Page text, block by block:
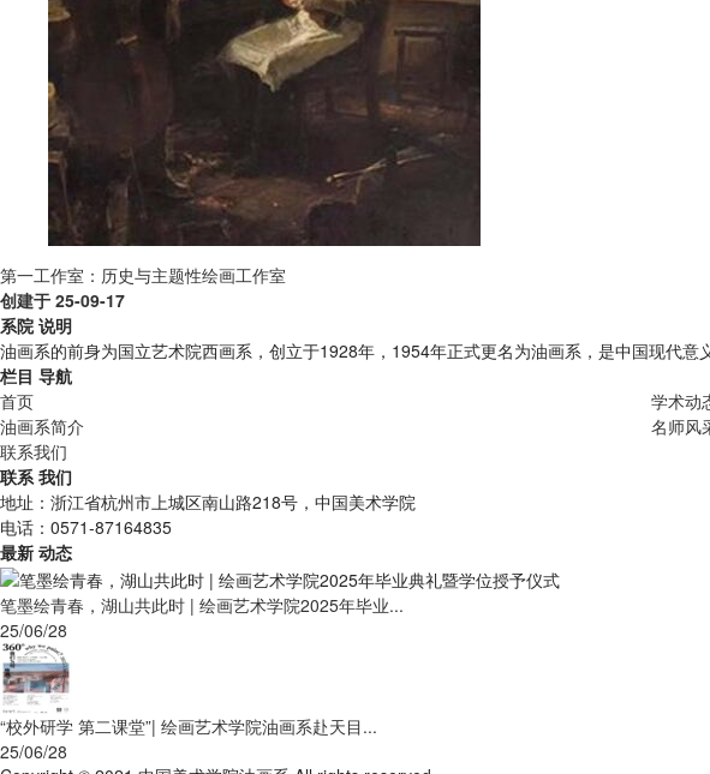
第一工作室：历史与主题性绘画工作室
创建于 25-09-17
系院 说明
油画系的前身为国立艺术院西画系，创立于1928年，1954年正式更名为油画系，是中国现代
栏目 导航
首页
学术动
油画系简介
名师风
联系我们
联系我们
地址：浙江省杭州市上城区南山路218号，中国美术学院
电话：0571-87164835
最新 动态
笔墨绘青春，湖山共此时 | 绘画艺术学院2025年毕业...
25/06/28
“校外研学 第二课堂”| 绘画艺术学院油画系赴天目...
25/06/28